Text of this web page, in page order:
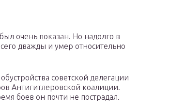
очень показан. Но надолго в
дважды и умер относительно
советской делегации
Антигитлеровской коалиции.
боев он почти не пострадал.